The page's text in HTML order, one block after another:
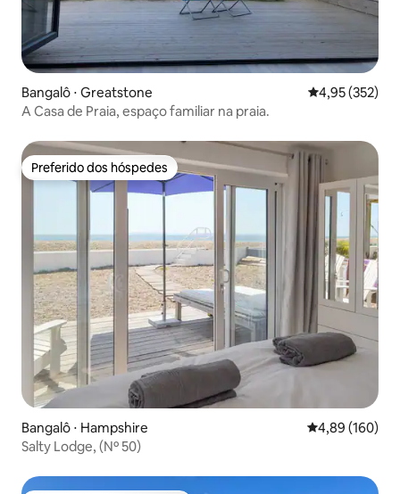
Bangalô ⋅ Greatstone 4,95 de uma
4,95 (352)
A Casa de Praia, espaço familiar na praia.
Preferido dos hóspedes
Preferido dos hóspedes
Bangalô ⋅ Hampshire 4,89 de uma
4,89 (160)
Salty Lodge, (Nº 50)